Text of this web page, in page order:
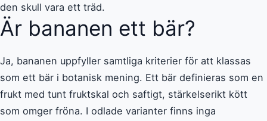
den skull vara ett träd.
Är bananen ett bär?
Ja, bananen uppfyller samtliga kriterier för att klassas
som ett bär i botanisk mening. Ett bär definieras som en
frukt med tunt fruktskal och saftigt, stärkelserikt kött
som omger fröna. I odlade varianter finns inga